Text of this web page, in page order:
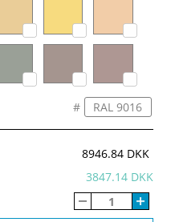
#
8946.84 DKK
3847.14 DKK